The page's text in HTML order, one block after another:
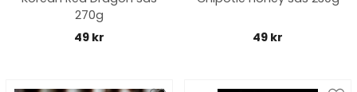
270g
49 kr
49 kr